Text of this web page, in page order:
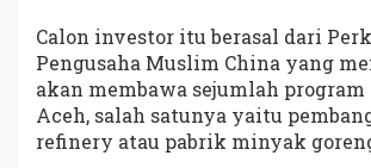
Calon investor itu berasal dari
Pengusaha Muslim China yang
akan membawa sejumlah program
Aceh, salah satunya yaitu
refinery atau pabrik minyak